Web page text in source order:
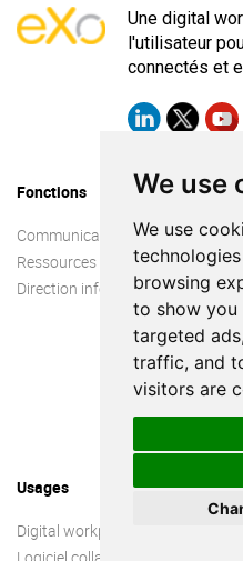
We use
We use
browsing
to show you
targeted
traffic, and
visitors are
Une digital
l'utilisateur
connectés et
Fonctions
Communication Interne
Ressources humaines
Direction informatique
Usages
Digital workplace